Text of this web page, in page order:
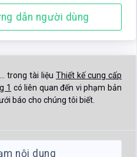
dẫn người dùng
trong tài liệu Thiết kế cung cấp
1 có liên quan đến vi phạm bản
báo cho chúng tôi biết.
nội dung